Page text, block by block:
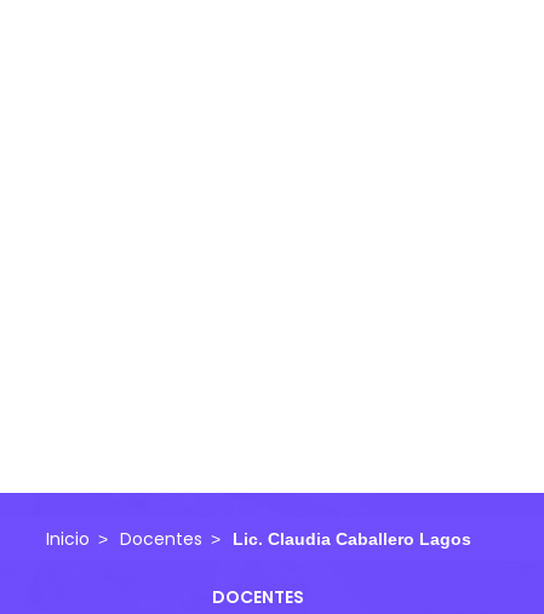
Inicio Docentes Lic. Claudia Caballero Lagos
DOCENTES